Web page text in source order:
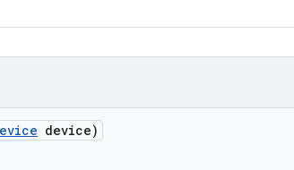
device)